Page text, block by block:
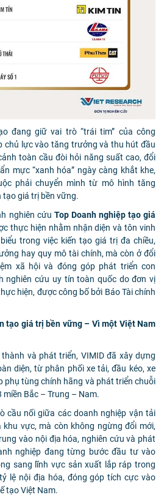
đang giữ vai trò “trái tim” của công
chủ lực vào tăng trưởng và thu hút đầu
toàn cầu đòi hỏi năng suất cao, đổi
mực “xanh hóa” ngày càng khắt khe,
phải chuyển mình từ mô hình tăng
giá trị bền vững.
nghiên cứu Top Doanh nghiệp tạo giá
thực hiện nhằm nhận diện và tôn vinh
trong việc kiến tạo giá trị đa chiều,
hay quy mô tài chính, mà còn ở đổi
xã hội và đóng góp phát triển con
nghiên cứu uy tín toàn quốc do đơn vị
hiện, được công bố bởi Báo Tài chính
tạo giá trị bền vững – Vì một Việt Nam
và phát triển, VIMID đã xây dựng
diện, từ phân phối xe tải, đầu kéo, xe
phụ tùng chính hãng và phát triển chuỗi
Bắc – Trung – Nam.
cầu nối giữa các doanh nghiệp vận tải
vực, mà còn không ngừng đổi mới,
vào nội địa hóa, nghiên cứu và phát
nghiệp đang từng bước đầu tư vào
sang lĩnh vực sản xuất lắp ráp trong
lệ nội địa hóa, đóng góp tích cực vào
tạo Việt Nam.